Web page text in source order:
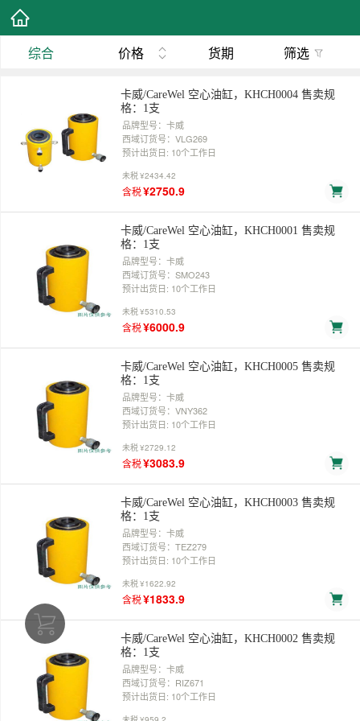
综合 价格 货期 筛选
卡威/CareWel 空心油缸，KHCH0004 售卖规
格：1支
品牌型号：卡威
西域订货号：VLG269
预计出货日: 10个工作日
未税¥2434.42
含税¥2750.9
卡威/CareWel 空心油缸，KHCH0001 售卖规
格：1支
品牌型号：卡威
西域订货号：SMO243
预计出货日: 10个工作日
未税¥5310.53
含税¥6000.9
卡威/CareWel 空心油缸，KHCH0005 售卖规
格：1支
品牌型号：卡威
西域订货号：VNY362
预计出货日: 10个工作日
未税¥2729.12
含税¥3083.9
卡威/CareWel 空心油缸，KHCH0003 售卖规
格：1支
品牌型号：卡威
西域订货号：TEZ279
预计出货日: 10个工作日
未税¥1622.92
含税¥1833.9
卡威/CareWel 空心油缸，KHCH0002 售卖规
格：1支
品牌型号：卡威
西域订货号：RIZ671
预计出货日: 10个工作日